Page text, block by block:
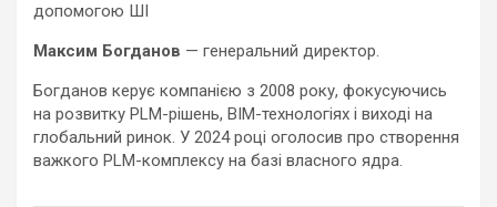
допомогою ШІ
Максим Богданов — генеральний директор.
Богданов керує компанією з 2008 року, фокусуючись
на розвитку PLM-рішень, BIM-технологіях і виході на
глобальний ринок. У 2024 році оголосив про створення
важкого PLM-комплексу на базі власного ядра.